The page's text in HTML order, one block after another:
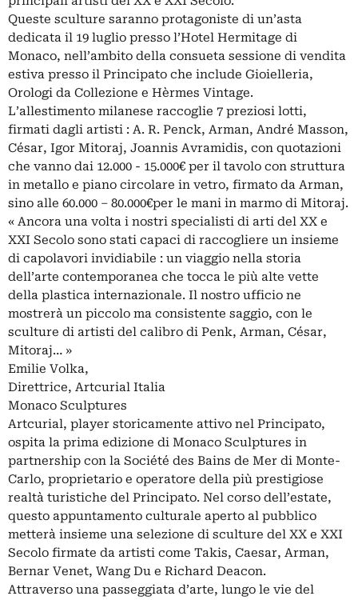
Queste sculture saranno protagoniste di un’asta
dedicata il 19 luglio presso l’Hotel Hermitage di
Monaco, nell’ambito della consueta sessione di vendita
estiva presso il Principato che include Gioielleria,
Orologi da Collezione e Hèrmes Vintage.
L’allestimento milanese raccoglie 7 preziosi lotti,
firmati dagli artisti : A. R. Penck, Arman, André Masson,
César, Igor Mitoraj, Joannis Avramidis, con quotazioni
che vanno dai 12.000 - 15.000€ per il tavolo con struttura
in metallo e piano circolare in vetro, firmato da Arman,
sino alle 60.000 – 80.000€per le mani in marmo di Mitoraj.
« Ancora una volta i nostri specialisti di arti del XX e
XXI Secolo sono stati capaci di raccogliere un insieme
di capolavori invidiabile : un viaggio nella storia
dell’arte contemporanea che tocca le più alte vette
della plastica internazionale. Il nostro ufficio ne
mostrerà un piccolo ma consistente saggio, con le
sculture di artisti del calibro di Penk, Arman, César,
Mitoraj… »
Emilie Volka,
Direttrice, Artcurial Italia
Monaco Sculptures
Artcurial, player storicamente attivo nel Principato,
ospita la prima edizione di Monaco Sculptures in
partnership con la Société des Bains de Mer di Monte-
Carlo, proprietario e operatore della più prestigiose
realtà turistiche del Principato. Nel corso dell’estate,
questo appuntamento culturale aperto al pubblico
metterà insieme una selezione di sculture del XX e XXI
Secolo firmate da artisti come Takis, Caesar, Arman,
Bernar Venet, Wang Du e Richard Deacon.
Attraverso una passeggiata d’arte, lungo le vie del